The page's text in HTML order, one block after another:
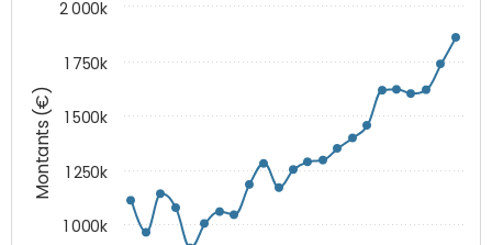
Montants (€)
1 000k
1 250k
1 500k
1 750k
2 000k